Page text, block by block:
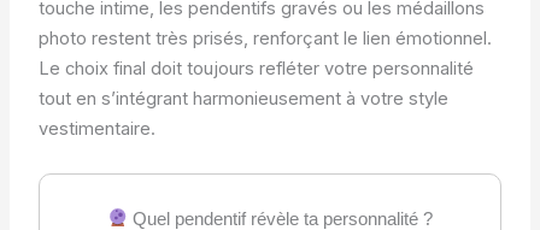
touche intime, les pendentifs gravés ou les médaillons
photo restent très prisés, renforçant le lien émotionnel.
Le choix final doit toujours refléter votre personnalité
tout en s’intégrant harmonieusement à votre style
vestimentaire.
Quel pendentif révèle ta personnalité ?